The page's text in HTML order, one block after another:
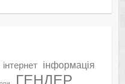
інтернет інформація
ГЕНДЕР